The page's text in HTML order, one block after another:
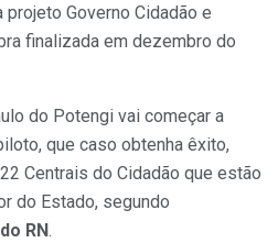
Governo Cidadão e
finalizada em dezembro do
do Potengi vai começar a
que caso obtenha êxito,
Centrais do Cidadão que estão
do Estado, segundo
RN.